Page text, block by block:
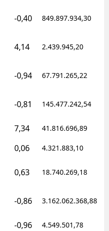
-0,40 849.897.934,30
4,14 2.439.945,20
-0,94 67.791.265,22
-0,81 145.477.242,54
7,34 41.816.696,89
0,06 4.321.883,10
0,63 18.740.269,18
-0,86 3.162.062.368,88
-0,96 4.549.501,78